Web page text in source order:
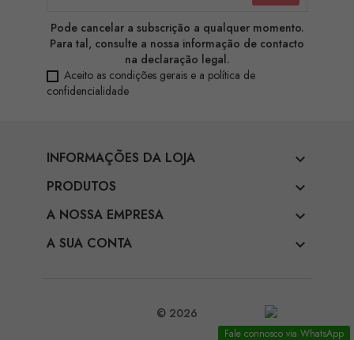
Pode cancelar a subscrição a qualquer momento.
Para tal, consulte a nossa informação de contacto
na declaração legal.
Aceito as condições gerais e a política de
confidencialidade
INFORMAÇÕES DA LOJA 
PRODUTOS 
A NOSSA EMPRESA 
A SUA CONTA 
Fale connosco via WhatsApp
© 2026